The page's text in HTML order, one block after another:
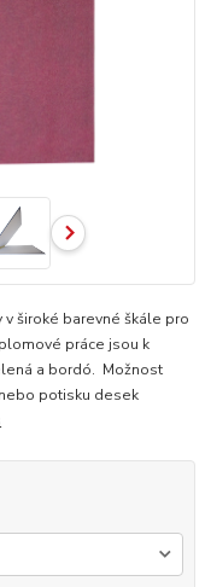
široké barevné škále pro
práce jsou k
a bordó. Možnost
potisku desek